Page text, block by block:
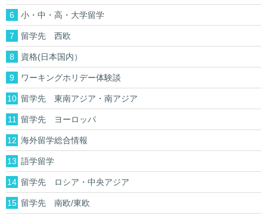
小・中・高・大学留学
留学先 西欧
資格(日本国内）
ワーキングホリデー体験談
留学先 東南アジア・南アジア
留学先 ヨーロッパ
海外留学総合情報
語学留学
留学先 ロシア・中央アジア
留学先 南欧/東欧